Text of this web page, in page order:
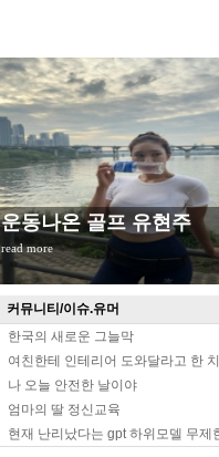
운동나온 골프 유현주
read more
커뮤니티/이슈.유머
한국의 새로운 그늘막
여친한테 인테리어 도와달라고 한
나 오늘 안전한 날이야
엄마의 딸 정신교육
현재 난리났다는 gpt 하위모델 무제